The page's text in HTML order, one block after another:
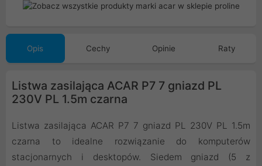
Opis Cechy Opinie Raty
Listwa zasilająca ACAR P7 7 gniazd PL
230V PL 1.5m czarna
Listwa zasilająca ACAR P7 7 gniazd PL 230V PL 1.5m
czarna to idealne rozwiązanie do komputerów
stacjonarnych i desktopów. Siedem gniazd (5 z